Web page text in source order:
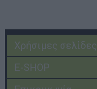
Χρήσιμες σελίδες
E-SHOP